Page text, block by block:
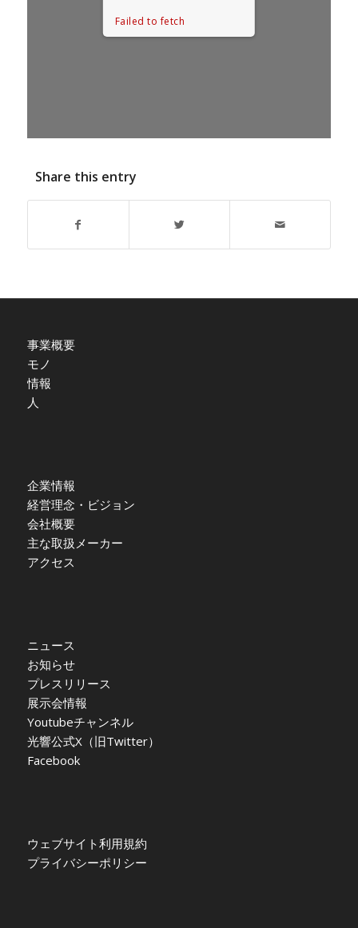
Failed to fetch
Share this entry
事業概要
モノ
情報
人
企業情報
経営理念・ビジョン
会社概要
主な取扱メーカー
アクセス
ニュース
お知らせ
プレスリリース
展示会情報
Youtubeチャンネル
光響公式X（旧Twitter）
Facebook
ウェブサイト利用規約
プライバシーポリシー